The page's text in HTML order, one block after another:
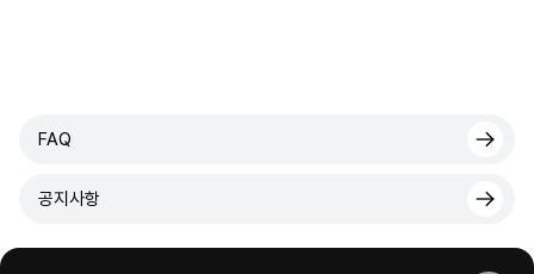
FAQ
공지사항